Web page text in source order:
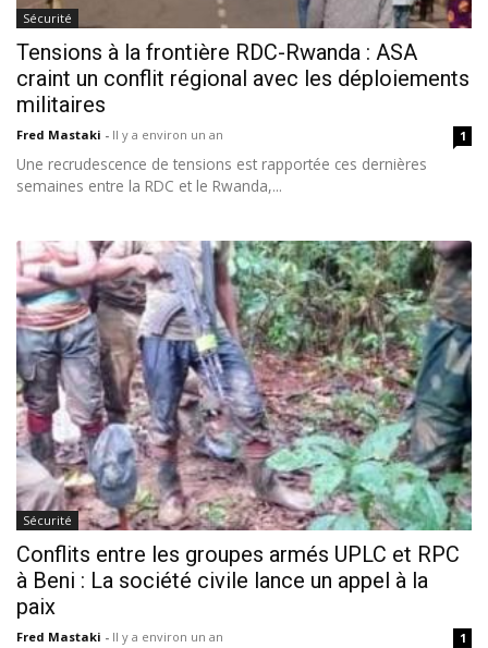
Sécurité
Tensions à la frontière RDC-Rwanda : ASA
craint un conflit régional avec les déploiements
militaires
Fred Mastaki - Il y a environ un an 1
Une recrudescence de tensions est rapportée ces dernières
semaines entre la RDC et le Rwanda,...
Sécurité
Conflits entre les groupes armés UPLC et RPC
à Beni : La société civile lance un appel à la
paix
Fred Mastaki - Il y a environ un an 1